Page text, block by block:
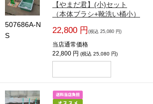
507686A-N
S
【やまだ君】(小)セット
（本体ブラシ+靴洗い桶小）
22,800 円 (税込 25,080 円)
当店通常価格
22,800 円 (税込 25,080 円)